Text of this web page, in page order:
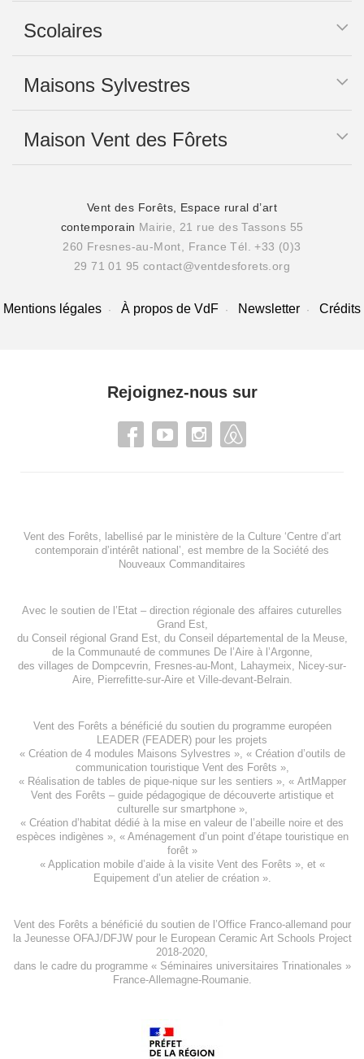
Scolaires
Maisons Sylvestres
Maison Vent des Fôrets
Vent des Forêts, Espace rural d’art
contemporain Mairie, 21 rue des Tassons 55
260 Fresnes-au-Mont, France Tél. +33 (0)3
29 71 01 95 contact@ventdesforets.org
Mentions légales À propos de VdF Newsletter Crédits
Rejoignez-nous sur
Vent des Forêts, labellisé par le ministère de la Culture ‘Centre d’art
contemporain d’intérêt national’, est membre de la Société des
Nouveaux Commanditaires
Avec le soutien de l’ Etat – direction régionale des affaires cuturelles
Grand Est,
du Conseil régional Grand Est, du Conseil départemental de la Meuse,
de la Communauté de communes De l’Aire à l’Argonne,
des villages de Dompcevrin Fresnes-au-Mont Lahaymeix
Nicey-sur-
Aire, Pierrefitte-sur-Aireet Ville-devant-Belrain.
Vent des Forêts a bénéficié du soutien du programme européen
LEADER (FEADER) pour les projets
« Création de 4 modules Maisons Sylvestres », « Création d’outils de
communication touristique Vent des Forêts »,
« Réalisation de tables de pique-nique sur les sentiers », « ArtMapper
Vent des Forêts – guide pédagogique de découverte artistique et
culturelle sur smartphone »,
« Création d’habitat dédié à la mise en valeur de l’abeille noire et des
espèces indigènes », « Aménagement d’un point d’étape touristique en
forêt»
« Application mobile d’aide à la visite Vent des Forêts », et «
Equipement d’un atelier de création».
Vent des Forêts a bénéficié du soutien de l’Office Franco-allemand pour
la Jeunesse OFAJ/DFJWpour leEuropean Ceramic Art Schools Project
2018-2020
dans le cadre du programme « Séminaires universitaires Trinationales »
France-Allemagne-Roumanie.